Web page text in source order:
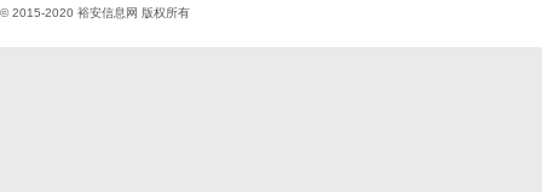
© 2015-2020 裕安信息网 版权所有